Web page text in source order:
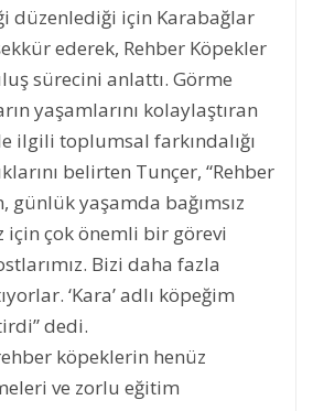
düzenlediği için Karabağlar
ederek, Rehber Köpekler
sürecini anlattı. Görme
yaşamlarını kolaylaştıran
ilgili toplumsal farkındalığı
belirten Tunçer, “Rehber
günlük yaşamda bağımsız
için çok önemli bir görevi
Bizi daha fazla
‘Kara’ adlı köpeğim
dedi.
köpeklerin henüz
ve zorlu eğitim